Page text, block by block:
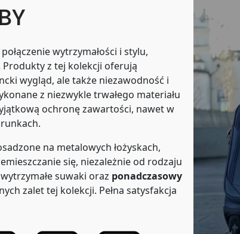
wytrzymałości i stylu,
z tej kolekcji oferują
wygląd, ale także niezawodność i
z niezwykle trwałego materiału
ochronę zawartości, nawet w
na metalowych łożyskach,
się, niezależnie od rodzaju
suwaki oraz ponadczasowy
zalet tej kolekcji. Pełna satysfakcja